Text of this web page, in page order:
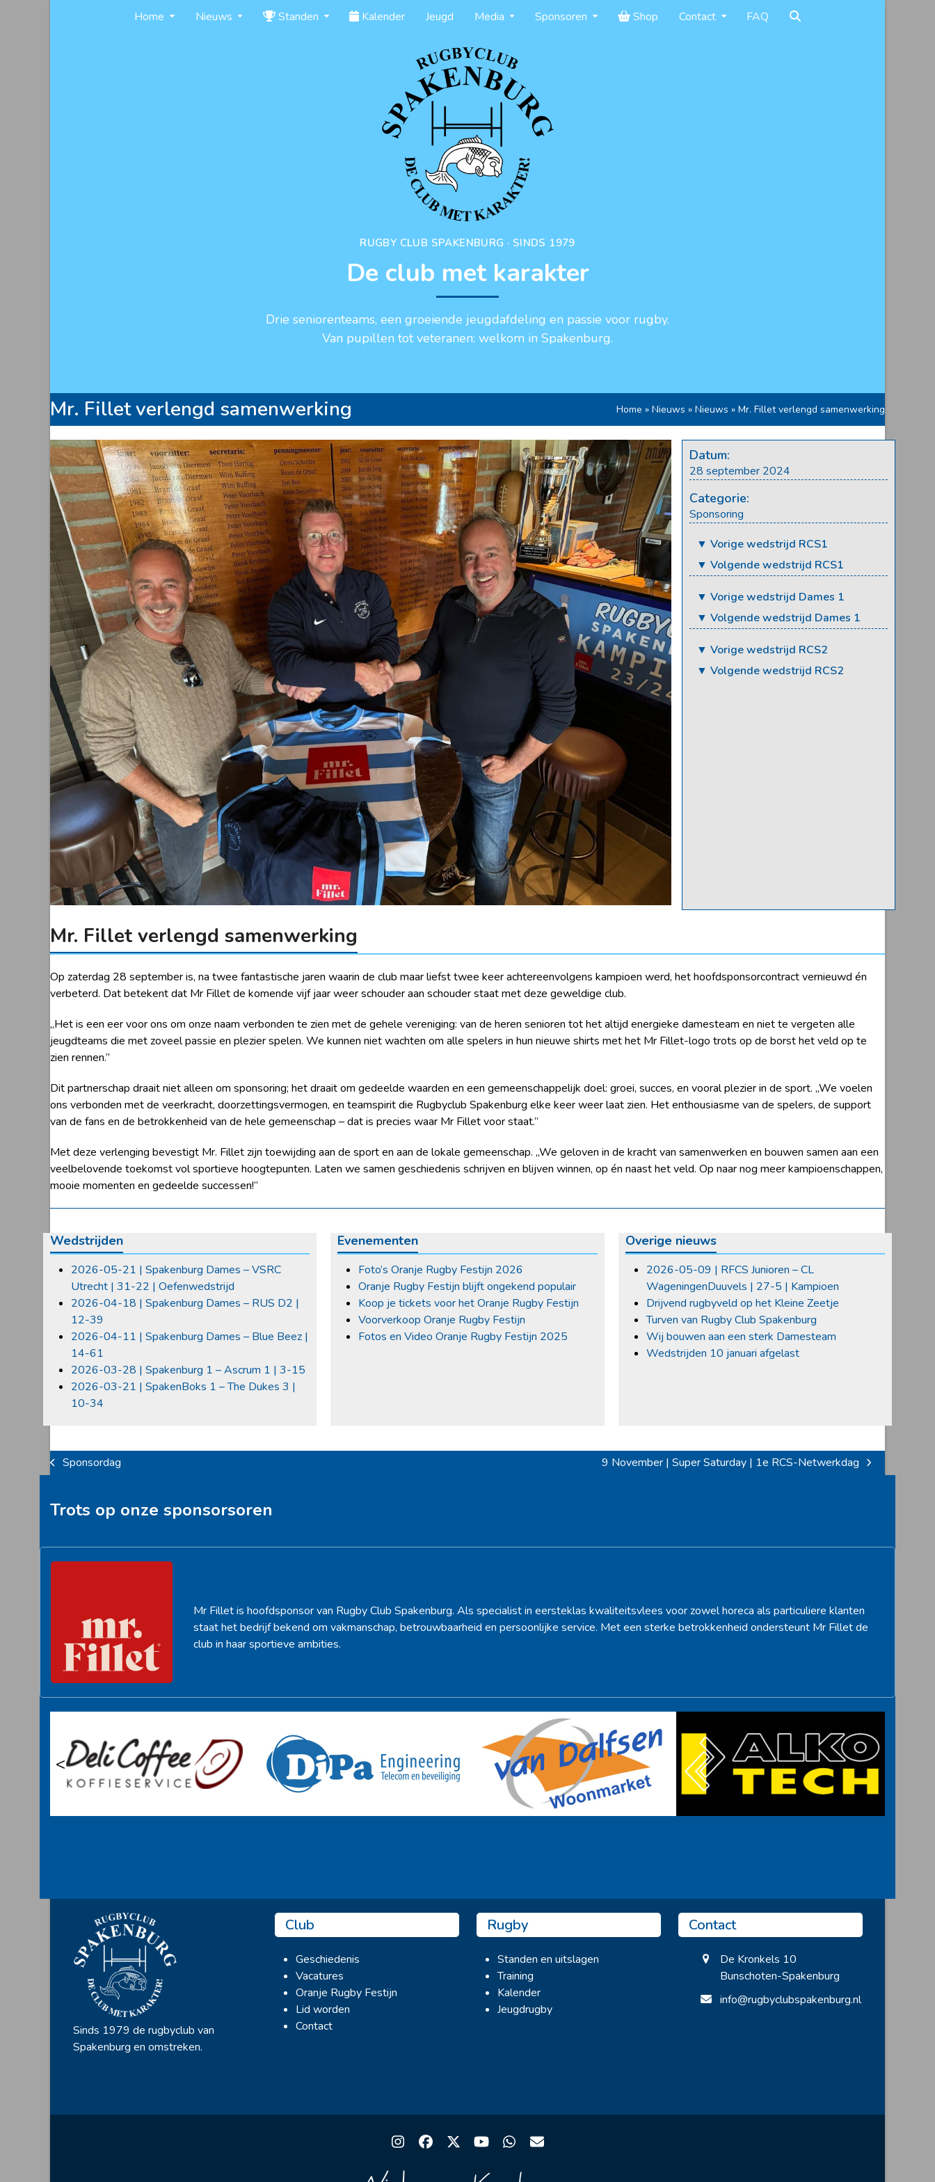
Home Nieuws Standen Kalender Jeugd Media Sponsoren Shop Contact FAQ
RUGBY CLUB SPAKENBURG · SINDS 1979
De club met karakter
Drie seniorenteams, een groeiende jeugdafdeling en passie voor rugby.
Van pupillen tot veteranen: welkom in Spakenburg.
Mr. Fillet verlengd samenwerking Home » Nieuws » Nieuws » Mr. Fillet verlengd samenwerking
Datum:
28 september 2024
Categorie:
Sponsoring
▼ Vorige wedstrijd RCS1
▼ Volgende wedstrijd RCS1
▼ Vorige wedstrijd Dames 1
▼ Volgende wedstrijd Dames 1
▼ Vorige wedstrijd RCS2
▼ Volgende wedstrijd RCS2
Mr. Fillet verlengd samenwerking
Op zaterdag 28 september is, na twee fantastische jaren waarin de club maar liefst twee keer achtereenvolgens kampioen werd, het hoofdsponsorcontract vernieuwd én
verbeterd. Dat betekent dat Mr Fillet de komende vijf jaar weer schouder aan schouder staat met deze geweldige club.
,,Het is een eer voor ons om onze naam verbonden te zien met de gehele vereniging: van de heren senioren tot het altijd energieke damesteam en niet te vergeten alle
jeugdteams die met zoveel passie en plezier spelen. We kunnen niet wachten om alle spelers in hun nieuwe shirts met het Mr Fillet-logo trots op de borst het veld op te
zien rennen.”
Dit partnerschap draait niet alleen om sponsoring; het draait om gedeelde waarden en een gemeenschappelijk doel: groei, succes, en vooral plezier in de sport. ,,We voelen
ons verbonden met de veerkracht, doorzettingsvermogen, en teamspirit die Rugbyclub Spakenburg elke keer weer laat zien. Het enthousiasme van de spelers, de support
van de fans en de betrokkenheid van de hele gemeenschap – dat is precies waar Mr Fillet voor staat.”
Met deze verlenging bevestigt Mr. Fillet zijn toewijding aan de sport en aan de lokale gemeenschap. ,,We geloven in de kracht van samenwerken en bouwen samen aan een
veelbelovende toekomst vol sportieve hoogtepunten. Laten we samen geschiedenis schrijven en blijven winnen, op én naast het veld. Op naar nog meer kampioenschappen,
mooie momenten en gedeelde successen!”
Wedstrijden
2026-05-21 | Spakenburg Dames – VSRC
Utrecht | 31-22 | Oefenwedstrijd
2026-04-18 | Spakenburg Dames – RUS D2 |
12-39
2026-04-11 | Spakenburg Dames – Blue Beez |
14-61
2026-03-28 | Spakenburg 1 – Ascrum 1 | 3-15
2026-03-21 | SpakenBoks 1 – The Dukes 3 |
10-34
Evenementen
Foto’s Oranje Rugby Festijn 2026
Oranje Rugby Festijn blijft ongekend populair
Koop je tickets voor het Oranje Rugby Festijn
Voorverkoop Oranje Rugby Festijn
Fotos en Video Oranje Rugby Festijn 2025
Overige nieuws
2026-05-09 | RFCS Junioren – CL
WageningenDuuvels | 27-5 | Kampioen
Drijvend rugbyveld op het Kleine Zeetje
Turven van Rugby Club Spakenburg
Wij bouwen aan een sterk Damesteam
Wedstrijden 10 januari afgelast
previous
Sponsordag
next
9 November | Super Saturday | 1e RCS-Netwerkdag
Trots op onze sponsorsoren
Mr Fillet is hoofdsponsor van Rugby Club Spakenburg. Als specialist in eersteklas kwaliteitsvlees voor zowel horeca als particuliere klanten
staat het bedrijf bekend om vakmanschap, betrouwbaarheid en persoonlijke service. Met een sterke betrokkenheid ondersteunt Mr Fillet de
club in haar sportieve ambities.
< >
Sinds 1979 de rugbyclub van
Spakenburg en omstreken.
Club
Geschiedenis
Vacatures
Oranje Rugby Festijn
Lid worden
Contact
Rugby
Standen en uitslagen
Training
Kalender
Jeugdrugby
Contact
De Kronkels 10
Bunschoten-Spakenburg
info@rugbyclubspakenburg.nl
Instagram
Facebook
TwitterYouTubeWhatsapp
Email